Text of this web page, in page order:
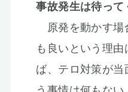
事故発生は待って
原発を動かす場
も良いという理由
ば、テロ対策が当